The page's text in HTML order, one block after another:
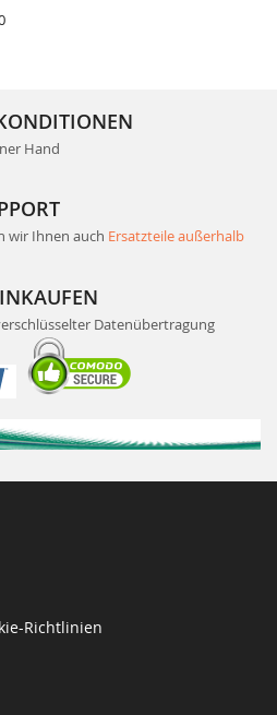
Hand
wir Ihnen auch Ersatzteile außerhalb
Datenübertragung
Richtlinien